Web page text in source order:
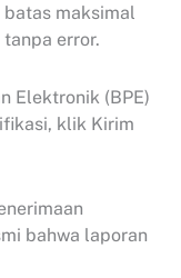
maksimal
error.
Elektronik (BPE)
klik Kirim
bahwa laporan